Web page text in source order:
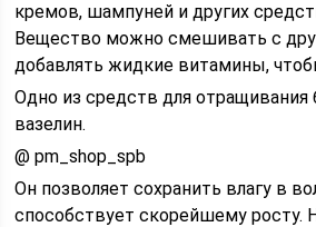
кремов, шампуней и других
Вещество можно смешивать с
добавлять жидкие витамины,
Одно из средств для отращивания
вазелин.
@ pm_shop_spb
Он позволяет сохранить влагу в
способствует скорейшему росту.